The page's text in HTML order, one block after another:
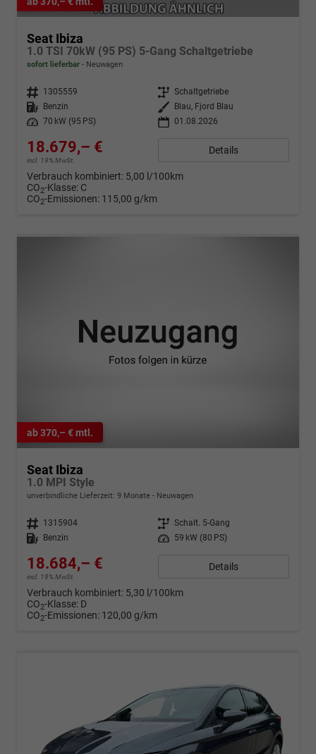
Seat Ibiza
1.0 TSI 70kW (95 PS) 5-Gang Schaltgetriebe
sofort lieferbar Neuwagen
Fahrzeugnr. 1305559 Getriebe Schaltgetriebe
Kraftstoff
Benzin Außenfarbe
Blau, Fjord Blau
Leistung
70 kW (95 PS) 01.08.2026
18.679,– €
incl. 19% MwSt.
Details
Verbrauch kombiniert: 5,00 l/100km
CO2-Klasse: C
CO2-Emissionen: 115,00 g/km
ab 370,– € mtl.
Seat Ibiza
1.0 MPI Style
unverbindliche Lieferzeit: 9 Monate Neuwagen
Fahrzeugnr. 1315904 Getriebe Schalt. 5-Gang
Kraftstoff
Benzin Leistung 59 kW (80 PS)
18.684,– €
incl. 19% MwSt.
Details
Verbrauch kombiniert: 5,30 l/100km
CO2-Klasse: D
CO2-Emissionen: 120,00 g/km